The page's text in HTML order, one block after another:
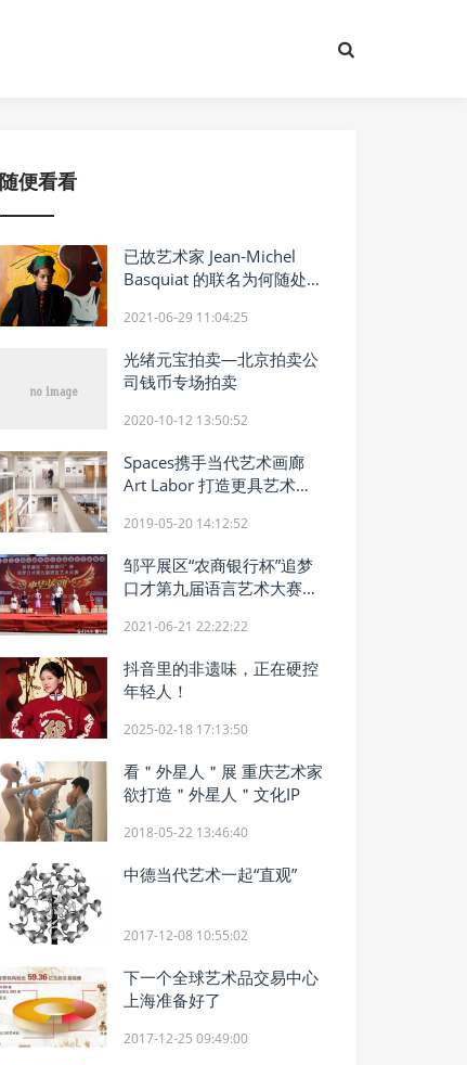
随便看看
已故艺术家 Jean-Michel
Basquiat 的联名为何随处可
2021-06-29 11:04:25
光绪元宝拍卖—北京拍卖公
司钱币专场拍卖
2020-10-12 13:50:52
Spaces携手当代艺术画廊
Art Labor 打造更具艺术感
2019-05-20 14:12:52
邹平展区“农商银行杯”追梦
口才第九届语言艺术大赛演
2021-06-21 22:22:22
抖音里的非遗味，正在硬控
年轻人！
2025-02-18 17:13:50
看＂外星人＂展 重庆艺术家
欲打造＂外星人＂文化IP
2018-05-22 13:46:40
中德当代艺术一起“直观”
2017-12-08 10:55:02
下一个全球艺术品交易中心
上海准备好了
2017-12-25 09:49:00